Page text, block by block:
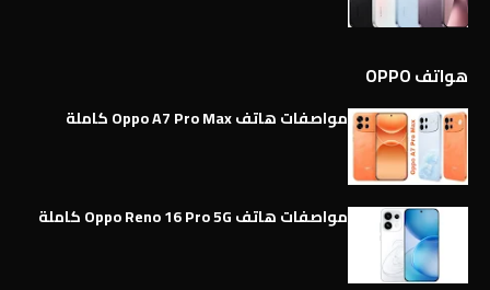
هواتف OPPO
مواصفات هاتف Oppo A7 Pro Max كاملة
مواصفات هاتف Oppo Reno 16 Pro 5G كاملة